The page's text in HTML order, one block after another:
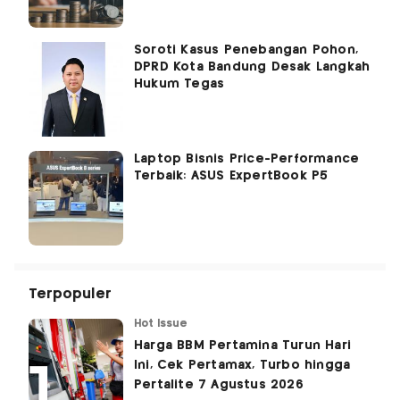
Soroti Kasus Penebangan Pohon,
DPRD Kota Bandung Desak Langkah
Hukum Tegas
Laptop Bisnis Price-Performance
Terbaik: ASUS ExpertBook P5
Terpopuler
Hot Issue
Harga BBM Pertamina Turun Hari
Ini, Cek Pertamax, Turbo hingga
Pertalite 7 Agustus 2026